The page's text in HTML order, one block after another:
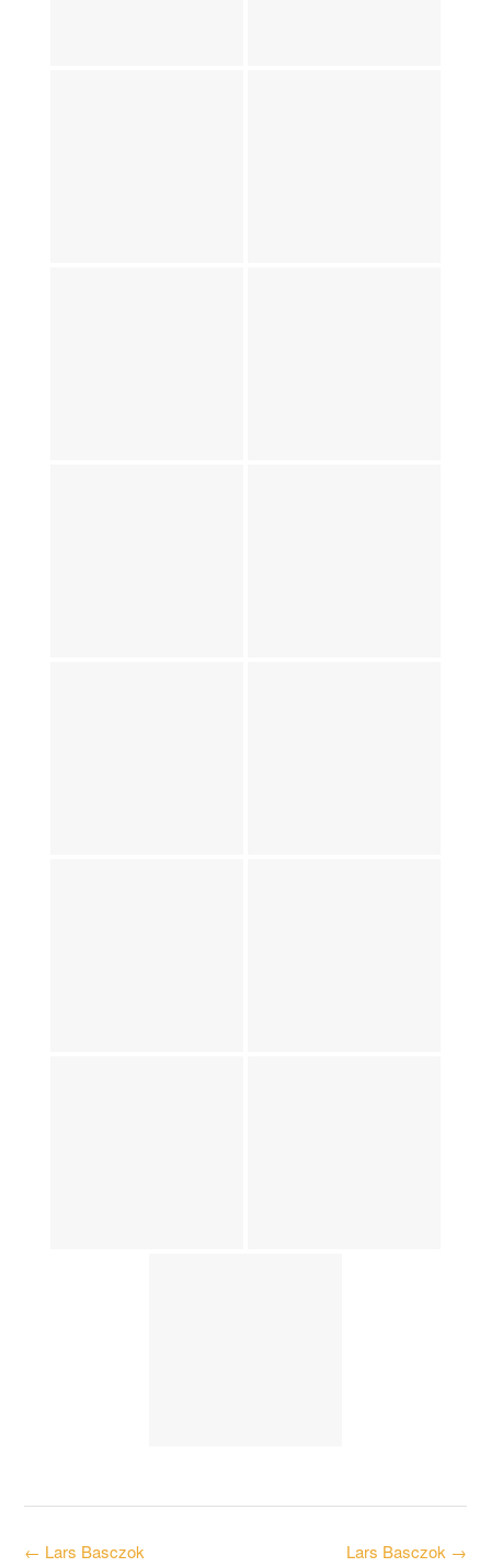
Post Lars Basczok →
← Lars Basczok